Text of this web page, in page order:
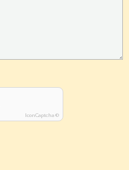
IconCaptcha ©